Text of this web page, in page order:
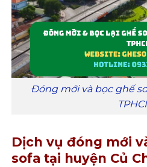
Đóng mới và bọc ghế
Dịch vụ đóng mới
sofa tại huyện Củ